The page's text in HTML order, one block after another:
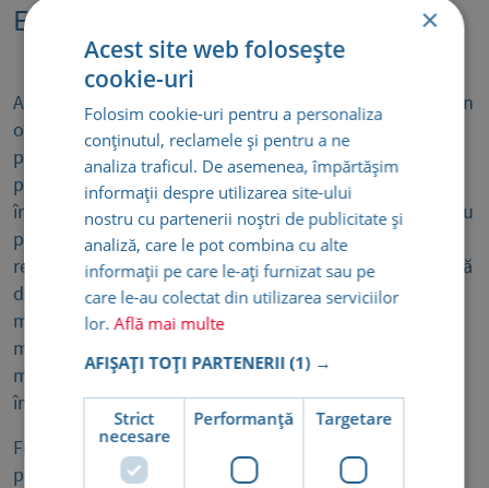
Echipa medicală
Adevărata valoare a unei clinici medicale se regăsește în
oamenii care, zi de zi, își dăruiesc energia și expertiza
pentru binele pacienților. Din echipa noastră fac parte
profesioniști care sunt alături de noi încă de la
începuturi, devenind adevărați piloni ai încrederii pentru
pacienții care revin, generație după generație. Această
reputație construită în timp este admirată și îmbrățișată
de tinerii specialiști care ni se alătură, găsind aici un
mediu unde grija autentică și excelența medicală merg
mână în mână. Împreună, contribuim la o experiență
medicală în care fiecare pacient se simte ascultat,
înțeles și susținut.
Fiecare medic, asistent medical și membru al
personalului nostru împărtășește valorile Medsana:
×
Acest site web folosește
cookie-uri
Folosim cookie-uri pentru a personaliza
conținutul, reclamele și pentru a ne
analiza traficul. De asemenea, împărtășim
informații despre utilizarea site-ului
nostru cu partenerii noștri de publicitate și
analiză, care le pot combina cu alte
informații pe care le-ați furnizat sau pe
care le-au colectat din utilizarea serviciilor
lor.Află mai multe
AFIȘAȚI TOȚI PARTENERII(1) →
Strict
necesare
Performanță Targetare